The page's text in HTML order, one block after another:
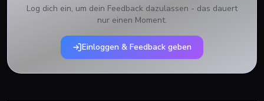
Log dich ein, um dein Feedback dazulassen - das dauert
nur einen Moment.
Einloggen & Feedback geben